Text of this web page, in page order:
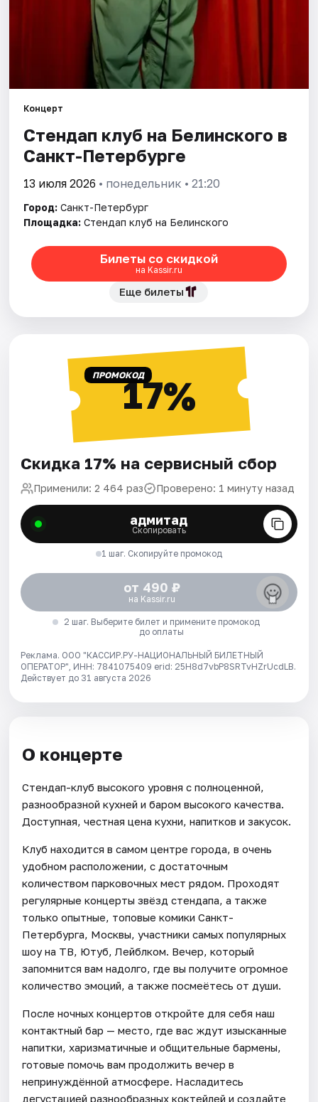
Концерт
Стендап клуб на Белинского в
Санкт-Петербурге
13 июля 2026 • понедельник • 21:20
Город: Санкт-Петербург
Площадка: Стендап клуб на Белинского
Билеты со скидкой
на Kassir.ru
Еще билеты
ПРОМОКОД17%
Скидка 17% на сервисный сбор
Применили: 2 464 раз Проверено: 1 минуту назад
адмитад
Скопировать
1 шаг. Скопируйте промокод
от 490 ₽
на Kassir.ru
2 шаг. Выберите билет и примените промокод
до оплаты
Реклама. ООО "КАССИР.РУ-НАЦИОНАЛЬНЫЙ БИЛЕТНЫЙ
ОПЕРАТОР", ИНН: 7841075409 erid: 25H8d7vbP8SRTvHZrUcdLB.
Действует до 31 августа 2026
О концерте
Стендап-клуб высокого уровня с полноценной,
разнообразной кухней и баром высокого качества.
Доступная, честная цена кухни, напитков и закусок.
Клуб находится в самом центре города, в очень
удобном расположении, с достаточным
количеством парковочных мест рядом. Проходят
регулярные концерты звёзд стендапа, а также
только опытные, топовые комики Санкт-
Петербурга, Москвы, участники самых популярных
шоу на ТВ, Ютуб, Лейблком. Вечер, который
запомнится вам надолго, где вы получите огромное
количество эмоций, а также посмеётесь от души.
После ночных концертов откройте для себя наш
контактный бар — место, где вас ждут изысканные
напитки, харизматичные и общительные бармены,
готовые помочь вам продолжить вечер в
непринуждённой атмосфере. Насладитесь
дегустацией разнообразных коктейлей и создайте